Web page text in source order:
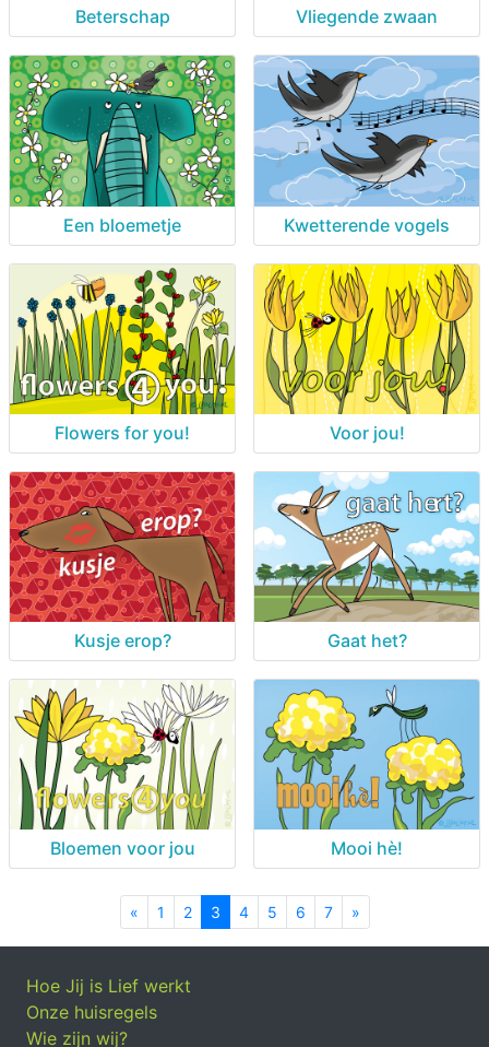
Beterschap Vliegende zwaan
Een bloemetje Kwetterende vogels
Flowers for you! Voor jou!
Kusje erop? Gaat het?
Bloemen voor jou Mooi hè!
« Previous
1 2 3 4 5 6 7 »
Hoe Jij is Lief werkt
Onze huisregels
Wie zijn wij?